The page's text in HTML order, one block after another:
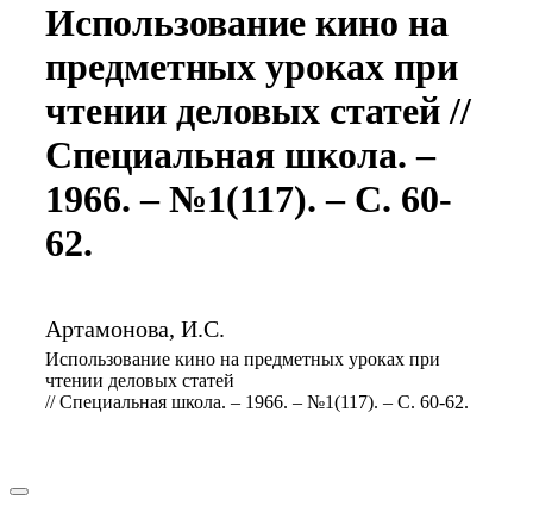
Использование кино на
предметных уроках при
чтении деловых статей //
Специальная школа. –
1966. – №1(117). – С. 60-
62.
Артамонова, И.С.
Использование кино на предметных уроках при
чтении деловых статей
// Специальная школа. – 1966. – №1(117). – С. 60-62.